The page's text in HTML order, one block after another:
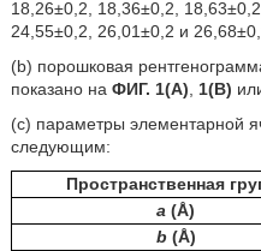
18,26±0,2, 18,36±0,2,
24,55±0,2, 26,01±0,2 и
(b) порошковая
показано на ФИГ. 1(A) 1(B)
(c) параметры элементарной
следующим:
Пространственная
a (Å)
b(Å)